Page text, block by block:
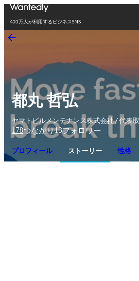
400万人が利用するビジネスSNS
都丸 哲弘
ヤマトビルメンテナンス株式会社 / 代表
178つながり13フォロワー
プロフィール ストーリー 性格